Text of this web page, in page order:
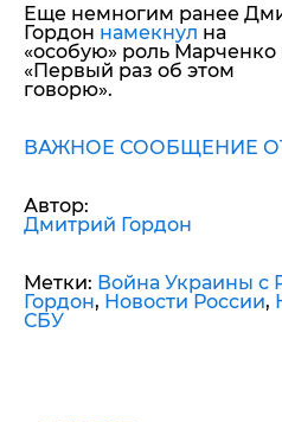
Еще немногим ранее
Гордон намекнул на
«особую» роль Марченко
«Первый раз об этом
говорю».
ВАЖНОЕ СООБЩЕНИЕ
Автор:
Дмитрий Гордон
Метки: Война Украины с
Гордон, Новости России,
СБУ